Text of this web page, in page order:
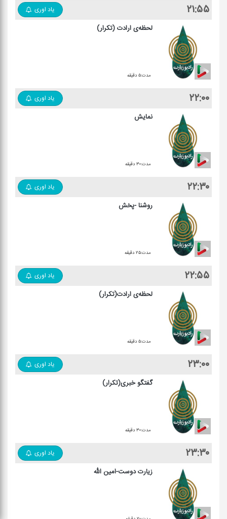
۲۱:۵۵ یاد اوری
لحظه‌ی ارادت (تکرار)
مدت:۵ دقیقه
۲۲:۰۰ یاد اوری
نمایش
مدت:۳۰ دقیقه
۲۲:۳۰ یاد اوری
روشنا -پخش
مدت:۲۵ دقیقه
۲۲:۵۵ یاد اوری
لحظه‌ی ارادت(تکرار)
مدت:۵ دقیقه
۲۳:۰۰ یاد اوری
گفتگو خبری(تکرار)
مدت:۳۰ دقیقه
۲۳:۳۰ یاد اوری
زیارت دوست-امین الله